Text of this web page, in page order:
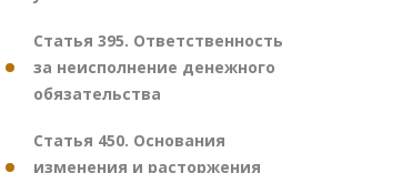
Статья 395. Ответственность
за неисполнение денежного
обязательства
Статья 450. Основания
изменения и расторжения